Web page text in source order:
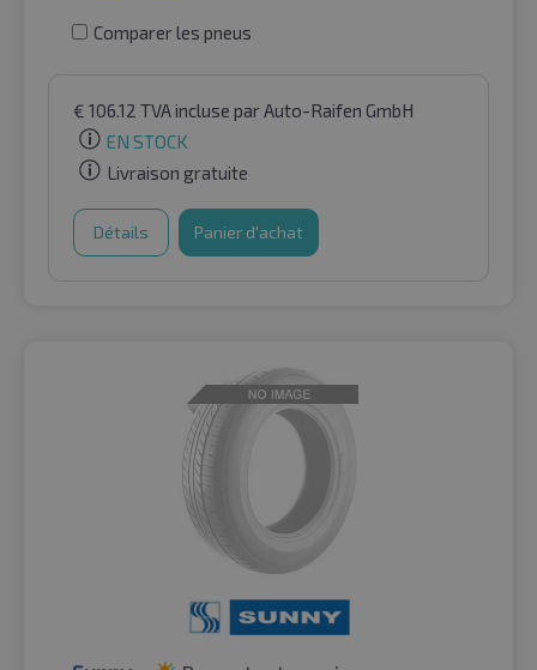
Comparer les pneus
€ 106.12 TVA incluse par Auto-Raifen GmbH
EN STOCK
Livraison gratuite
Détails Panier d'achat